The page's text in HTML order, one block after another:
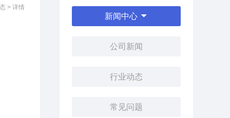
> 详情
新闻中心
公司新闻
行业动态
常见问题